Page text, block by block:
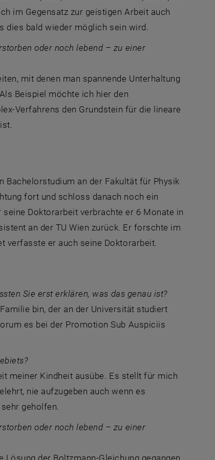
im Gegensatz zur geistigen Arbeit auch
dies bald wieder möglich sein wird.
oder noch lebend – zu einer
mit denen man spannende Unterhaltung
Beispiel möchte ich hier den
Verfahrens den Grundstein für die lineare
Bachelorstudium an der Fakultät für Physik
fort und schloss danach noch ein
Doktorarbeit verbrachte er 6 Monate in
an der TU Wien zurück. Er forschte im
verfasste er auch seine Doktorarbeit.
Sie erst erklären, was das genau ist?
bin, der an der Universität studiert
es bei der Promotion Sub Auspiciis
meiner Kindheit ausübe. Es stellt für mich
nie aufzugeben auch wenn es
geholfen.
oder noch lebend – zu einer
der Boltzmann-Gleichung gegangen